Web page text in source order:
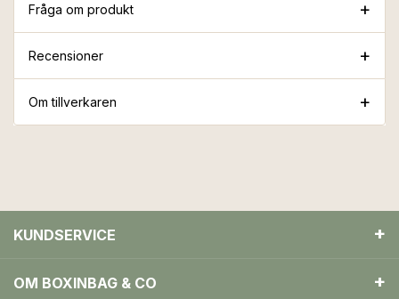
Fråga om produkt
Recensioner
Om tillverkaren
KUNDSERVICE
OM BOXINBAG & CO